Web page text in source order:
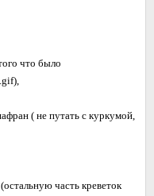
что было
),
( не путать с куркумой,
часть креветок